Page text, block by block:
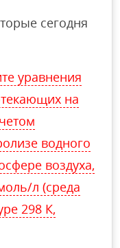
сегодня
уравнения
на
водного
воздуха,
л (среда
298 К,